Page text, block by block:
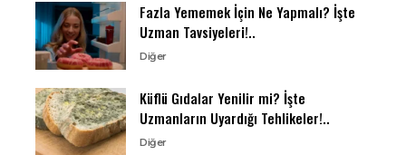
Fazla Yememek İçin Ne Yapmalı? İşte
Uzman Tavsiyeleri!..
Diğer
Küflü Gıdalar Yenilir mi? İşte
Uzmanların Uyardığı Tehlikeler!..
Diğer